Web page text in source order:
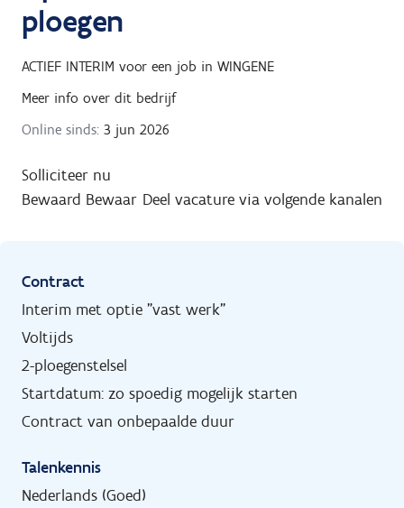
ploegen
ACTIEF INTERIM voor een job in WINGENE
Meer info over dit bedrijf
Online sinds: 3 jun 2026
Solliciteer nu
Bewaard Bewaar Deel vacature via volgende kanalen
Contract
Interim met optie "vast werk"
Voltijds
2-ploegenstelsel
Startdatum: zo spoedig mogelijk starten
Contract van onbepaalde duur
Talenkennis
Nederlands (Goed)